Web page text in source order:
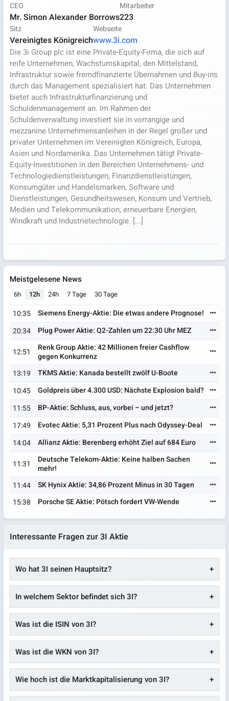
CEO
Mr. Simon Alexander Borrows
Mitarbeiter
223
Sitz
Vereinigtes Königreich
Webseite
www.3i.com
Die 3i Group plc ist eine Private-Equity-Firma, die sich auf
reife Unternehmen, Wachstumskapital, den Mittelstand,
Infrastruktur sowie fremdfinanzierte Übernahmen und Buy-ins
durch das Management spezialisiert hat. Das Unternehmen
bietet auch Infrastrukturfinanzierung und
Schuldenmanagement an. Im Rahmen der
Schuldenverwaltung investiert sie in vorrangige und
mezzanine Unternehmensanleihen in der Regel großer und
privater Unternehmen im Vereinigten Königreich, Europa,
Asien und Nordamerika. Das Unternehmen tätigt Private-
Equity-Investitionen in den Bereichen Unternehmens- und
Technologiedienstleistungen, Finanzdienstleistungen,
Konsumgüter und Handelsmarken, Software und
Dienstleistungen, Gesundheitswesen, Konsum und Vertrieb,
Medien und Telekommunikation, erneuerbare Energien,
Windkraft und Industrietechnologie. [...]
Meistgelesene News
6h 12h 24h 7 Tage 30 Tage
10:35
Siemens Energy-Aktie: Die etwas andere Prognose!
20:34
Plug Power Aktie: Q2-Zahlen um 22:30 Uhr MEZ
12:51
Renk Group Aktie: 42 Millionen freier Cashflow
gegen Konkurrenz
13:19
TKMS Aktie: Kanada bestellt zwölf U-Boote
10:45
Goldpreis über 4.300 USD: Nächste Explosion bald?
11:55
BP-Aktie: Schluss, aus, vorbei – und jetzt?
17:49
Evotec Aktie: 5,31 Prozent Plus nach Odyssey-Deal
14:04
Allianz Aktie: Berenberg erhöht Ziel auf 684 Euro
11:31
Deutsche Telekom-Aktie: Keine halben Sachen
mehr!
11:44
SK Hynix Aktie: 34,86 Prozent Minus in 30 Tagen
15:38
Porsche SE Aktie: Pötsch fordert VW-Wende
Interessante Fragen zur 3I Aktie
Wo hat 3I seinen Hauptsitz?
In welchem Sektor befindet sich 3I?
Was ist die ISIN von 3I?
Was ist die WKN von 3I?
Wie hoch ist die Marktkapitalisierung von 3I?